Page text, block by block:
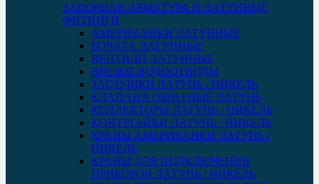
ЗАПОРНАЯ АРМАТУРА И ЛАТУННЫЕ
ФИТИНГИ
АМЕРИКАНКИ ЛАТУННЫЕ
БОЧАТА ЛАТУННЫЕ
ВЕНТИЛИ ЛАТУННЫЕ
ВРЕЗКИ ВОДООТВОДЫ
ЗАГЛУШКИ ЛАТУНЬ / НИКЕЛЬ
КЛАПАНА ОБРАТНЫЕ ЛАТУНЬ
КОЛЛЕКТОРЫ ЛАТУНЬ / НИКЕЛЬ
КОНТРГАЙКИ ЛАТУНЬ / НИКЕЛЬ
КРАНЫ АМЕРИКАНКИ ЛАТУНЬ /
НИКЕЛЬ
КРАНЫ ДЛЯ ПОДКЛЮЧЕНИЯ
ПРИБОРОВ ЛАТУНЬ / НИКЕЛЬ